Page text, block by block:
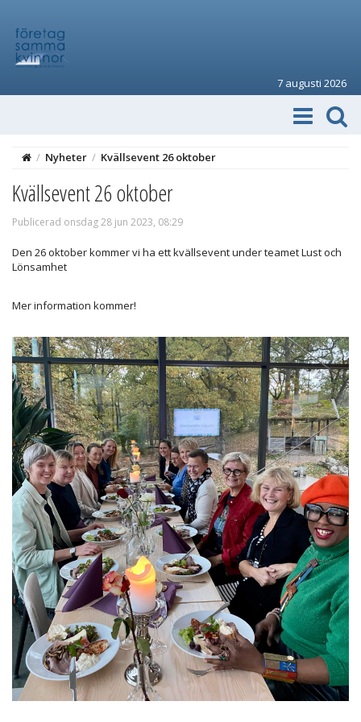
7 augusti 2026
/ Nyheter / Kvällsevent 26 oktober
Kvällsevent 26 oktober
Publicerad onsdag 28 jun 2023, 08:29
Den 26 oktober kommer vi ha ett kvällsevent under teamet Lust och
Lönsamhet
Mer information kommer!